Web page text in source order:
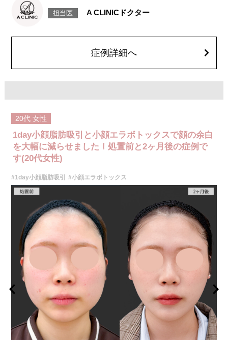
リスク、副作用：腫れ、赤み、内出血、痛み、突っ張り感などが生じるこ
とがございます。また、稀にアレルギー、細菌感染症などが生じることが
費用：アラガン社製 21,800円(税込) 〜164,400円(税込)
韓国製ボツリヌストキシン 5,500円(税込)〜78,000円(税込)
オプション：表面麻酔 3,300円(税込) 笑気麻酔 3,300円(税込)
施術内容：口角周辺にあるジョールファットと呼ばれる脂肪を、口腔内ま
ンドの心配はほとんどありません。
施術時間：20〜30分程
リスク、副作用：赤み、熱感、痛み、しびれ、むくみ、内出血などが術後
一時的に生じることがございます。また、稀に貧血、細菌感染症、左右
差、施術箇所の知覚鈍麻、へこみ、頬がこける、たるみ、硬結、瘢痕化、
色素沈着、脂肪塞栓などを生じることがございます。
費用：両側 272,800円(税込)
施術名：1day小顔脂肪吸引
施術内容：脂肪を減らしたい箇所に合わせて目立ちにくい箇所に2～3mm
ほどの切開を加え、カニューレと呼ばれる細い管を用いて、脂肪細胞を直
接吸引し、除去します。同時にAスレッド®と呼ばれる溶ける繊維をお顔の
目立たない部分から皮下へ挿入し、皮膚を内側から引き上げて固定しま
す。
施術時間：約30分程
リスク、副作用：赤み、熱感、痛み、しびれ、むくみ、内出血、引き攣れ
感などが術後一時的に生じることがございます。また、稀に貧血、細菌感
染症、左右差、施術箇所の知覚鈍麻、ぼこつき、硬結、瘢痕化、色素沈
着、脂肪塞栓、皮膚のよれ、繊維の突出などを生じることがございます。
費用：通常価格 437,800円(税込)
顔の脂肪吸引箇所の追加 1ヶ所ごと+162,800円(税込)
オプション：笑気麻酔 3,300円(税込)
施術名：顔の脂肪吸引
施術内容：脂肪を減らしたい箇所に合わせて目立ちにくい箇所に2～3mm
ほどの切開を加え、カニューレと呼ばれる細い管を用いて、脂肪細胞を直
に吸引・除去します。チュメセント液と呼ばれる生理食塩水の中に、止血
担当医 A CLINICドクター
症例詳細へ
20代 女性
1day小顔脂肪吸引と小顔エラボトックスで顔の余白
を大幅に減らせました！処置前と2ヶ月後の症例で
す(20代女性)
#1day小顔脂肪吸引 #小顔エラボトックス